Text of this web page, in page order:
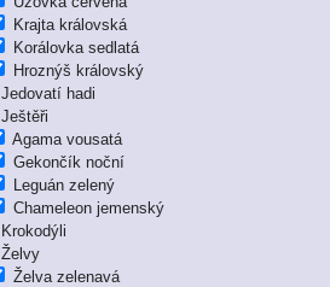
Krajta královská
Korálovka sedlatá
Hroznýš královský
Jedovatí hadi
Ještěři
Agama vousatá
Gekončík noční
Leguán zelený
Chameleon jemenský
Krokodýli
Želvy
Želva zelenavá